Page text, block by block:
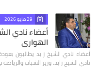
29 مايو 2026
أعضاء نادي
الهواري
أعضاء نادي الشيخ زايد يطالبون
نادي الشيخ زايد، وزير الشباب